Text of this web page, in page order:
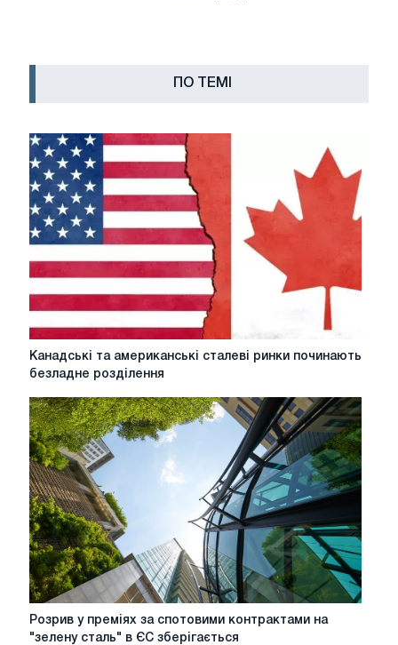
ПО ТЕМІ
Канадські
та
сталеві
ринки
починають
безладне
розділення
Канадські та американські сталеві ринки починають
безладне розділення
Розрив
у
Розрив у преміях за спотовими контрактами на
"зелену сталь" в ЄС зберігається